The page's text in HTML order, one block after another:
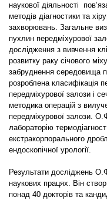
наукової діяльності
методів діагностики та
захворювань. Загальне
пухлин передміхурової
дослідження з вивчення
розвитку раку січового
забруднення середовища
розроблена класифікація
передміхурової залози і
методика операцій з
передміхурової залози.
лабораторію
екстракорпорального
ендоскопічної урології.
Результати досліджень
наукових працях. Він
понад 40 докторів та